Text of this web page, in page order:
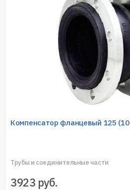
Компенсатор фланцевый 125
Трубы и соединительные части
3923 руб.